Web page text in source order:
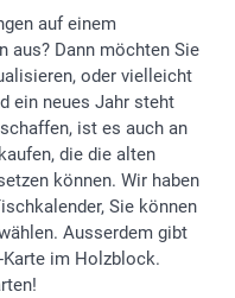
auf einem
aus? Dann möchten Sie
oder vielleicht
ein neues Jahr steht
ist es auch an
die die alten
können. Wir haben
Sie können
Ausserdem gibt
im Holzblock.